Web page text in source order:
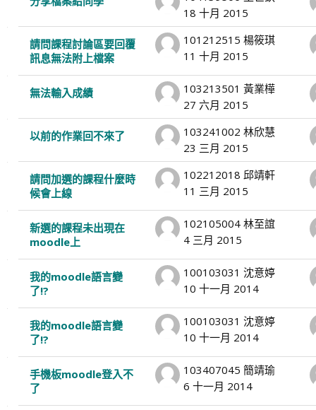
18 十月 2015
請問課程討論區要回覆
訊息無法附上檔案
101212515 楊筱琪
11 十月 2015
無法輸入成績
103213501 黃業樺
27 六月 2015
以前的作業回不來了
103241002 林欣慧
23 三月 2015
請問加選的課程什麼時
候會上線
102212018 邱靖軒
11 三月 2015
新選的課程未出現在
moodle上
102105004 林至誼
4 三月 2015
我的moodle語言變
了!?
100103031 沈意婷
10 十一月 2014
我的moodle語言變
了!?
100103031 沈意婷
10 十一月 2014
手機板moodle登入不
了
103407045 簡靖瑜
6 十一月 2014